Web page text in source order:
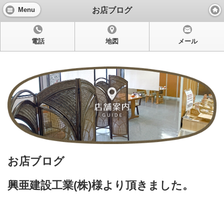
Menu お店ブログ
電話 地図 メール
お店ブログ
興亜建設工業(株)様より頂きました。